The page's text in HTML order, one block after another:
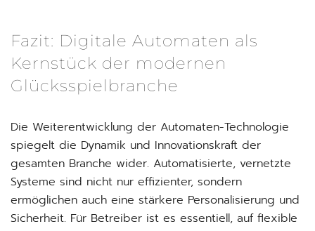
Fazit: Digitale Automaten als
Kernstück der modernen
Glücksspielbranche
Die Weiterentwicklung der Automaten-Technologie
spiegelt die Dynamik und Innovationskraft der
gesamten Branche wider. Automatisierte, vernetzte
Systeme sind nicht nur effizienter, sondern
ermöglichen auch eine stärkere Personalisierung und
Sicherheit. Für Betreiber ist es essentiell, auf flexible